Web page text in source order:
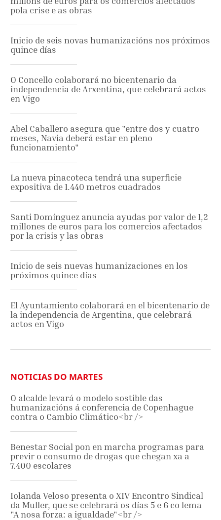
pola crise e as obras
Inicio de seis novas humanizacións nos próximos
quince días
O Concello colaborará no bicentenario da
independencia de Arxentina, que celebrará actos
en Vigo
Abel Caballero asegura que "entre dos y cuatro
meses, Navia deberá estar en pleno
funcionamiento"
La nueva pinacoteca tendrá una superficie
expositiva de 1.440 metros cuadrados
Santi Domínguez anuncia ayudas por valor de 1,2
millones de euros para los comercios afectados
por la crisis y las obras
Inicio de seis nuevas humanizaciones en los
próximos quince días
El Ayuntamiento colaborará en el bicentenario de
la independencia de Argentina, que celebrará
actos en Vigo
NOTICIAS DO MARTES
O alcalde levará o modelo sostible das
humanizacións á conferencia de Copenhague
contra o Cambio Climático<br />
Benestar Social pon en marcha programas para
previr o consumo de drogas que chegan xa a
7.400 escolares
Iolanda Veloso presenta o XIV Encontro Sindical
da Muller, que se celebrará os días 5 e 6 co lema
"A nosa forza: a igualdade"<br />